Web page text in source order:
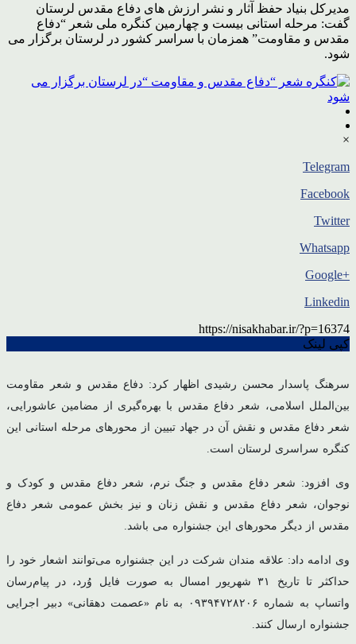
مدیرکل بنیاد حفظ آثار و نشر ارزش های دفاع مقدس لرستان
گفت: مرحله استانی بیست و چهارمین کنگره ملی شعر “دفاع
مقدس و مقاومت” همزمان با سراسر کشور در لرستان برگزار می
شود.
×
Telegram
Facebook
Twitter
Whatsapp
+Google
Linkedin
https://nisakhabar.ir/?p=16374
کپی لینک
سرهنگ پاسدار محسن رشیدی اظهار کرد: دفاع مقدس و شعر مقاومت
بین‌الملل اسلامی، شعر دفاع مقدس با بهره‌گیری از مضامین عاشورایی،
شعر دفاع مقدس و نقش آن در جهاد تبیین از محورهای مرحله استانی این
کنگره سراسری لرستان است.
وی افزود: شعر دفاع مقدس و جنگ نرم، شعر دفاع مقدس و کودک و
نوجوان، شعر دفاع مقدس و نقش زنان و نیز بخش عمومی شعر دفاع
مقدس از دیگر محورهای این جشنواره می باشد.
وی ادامه داد: علاقه مندان شرکت در این جشنواره می‌توانند اشعار خود را
حداکثر تا تاریخ ۳۱ شهریور امسال به صورت فایل وُرد، در پیام‌رسان
واتساپ به شماره ۰۹۳۹۴۷۲۸۲۰۶ به نام «عصمت دهقانی» دبیر اجرایی
جشنواره ارسال کنند.